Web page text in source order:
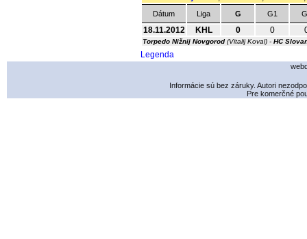
Dátum Liga G G1
18.11.2012 KHL 0 0
Torpedo Nižnij Novgorod(Vitalij Koval) - HC
Legenda
Informácie sú bez záruky. Autori
Pre komerčné